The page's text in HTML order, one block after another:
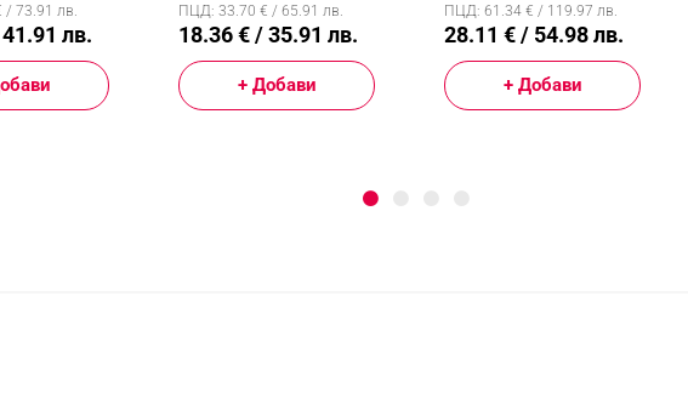
73.91 лв.
лв.
ПЦД: 33.70 € / 65.91 лв.
18.36 € / 35.91 лв.
+ Добави
ПЦД: 61.34 € / 119.97 лв.
28.11 € / 54.98 лв.
+ Добави